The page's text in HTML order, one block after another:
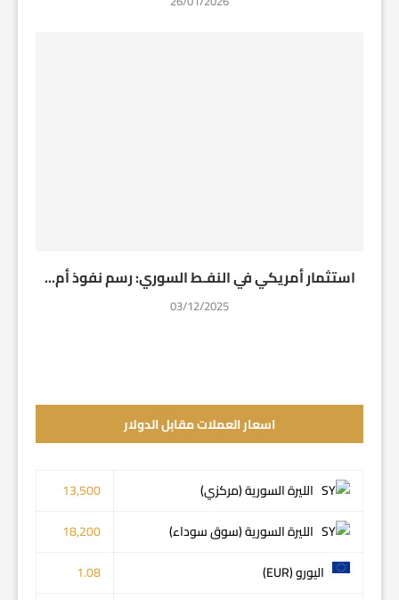
استثمار أمريكي في النفـط السوري: رسم نفوذ أم...
03/12/2025
اسعار العملات مقابل الدولار
الليرة السورية (مركزي)
13,500
الليرة السورية (سوق سوداء)
18,200
اليورو (EUR)
1.08